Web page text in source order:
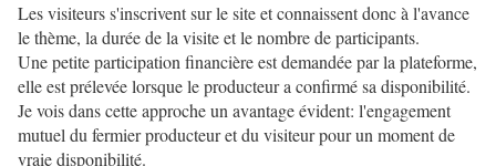
Les visiteurs s'inscrivent sur le site et connaissent donc à l'avance
le thème, la durée de la visite et le nombre de participants.
Une petite participation financière est demandée par la plateforme,
elle est prélevée lorsque le producteur a confirmé sa disponibilité.
Je vois dans cette approche un avantage évident: l'engagement
mutuel du fermier producteur et du visiteur pour un moment de
vraie disponibilité.